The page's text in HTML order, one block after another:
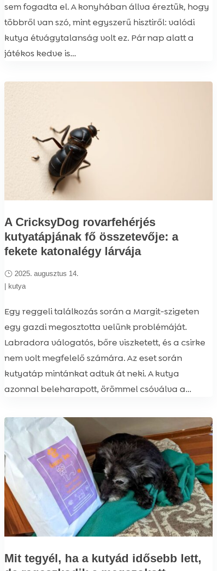
sem fogadta el. A konyhában állva éreztük, hogy
többről van szó, mint egyszerű hisztiről: valódi
kutya étvágytalanság volt ez. Pár nap alatt a
játékos kedve is...
A CricksyDog rovarfehérjés
kutyatápjának fő összetevője: a
fekete katonalégy lárvája
2025. augusztus 14.
| kutya
Egy reggeli találkozás során a Margit-szigeten
egy gazdi megosztotta velünk problémáját.
Labradora válogatós, bőre viszketett, és a csirke
nem volt megfelelő számára. Az eset során
kutyatáp mintánkat adtuk át neki. A kutya
azonnal beleharapott, örömmel csóválva a...
Mit tegyél, ha a kutyád idősebb lett,